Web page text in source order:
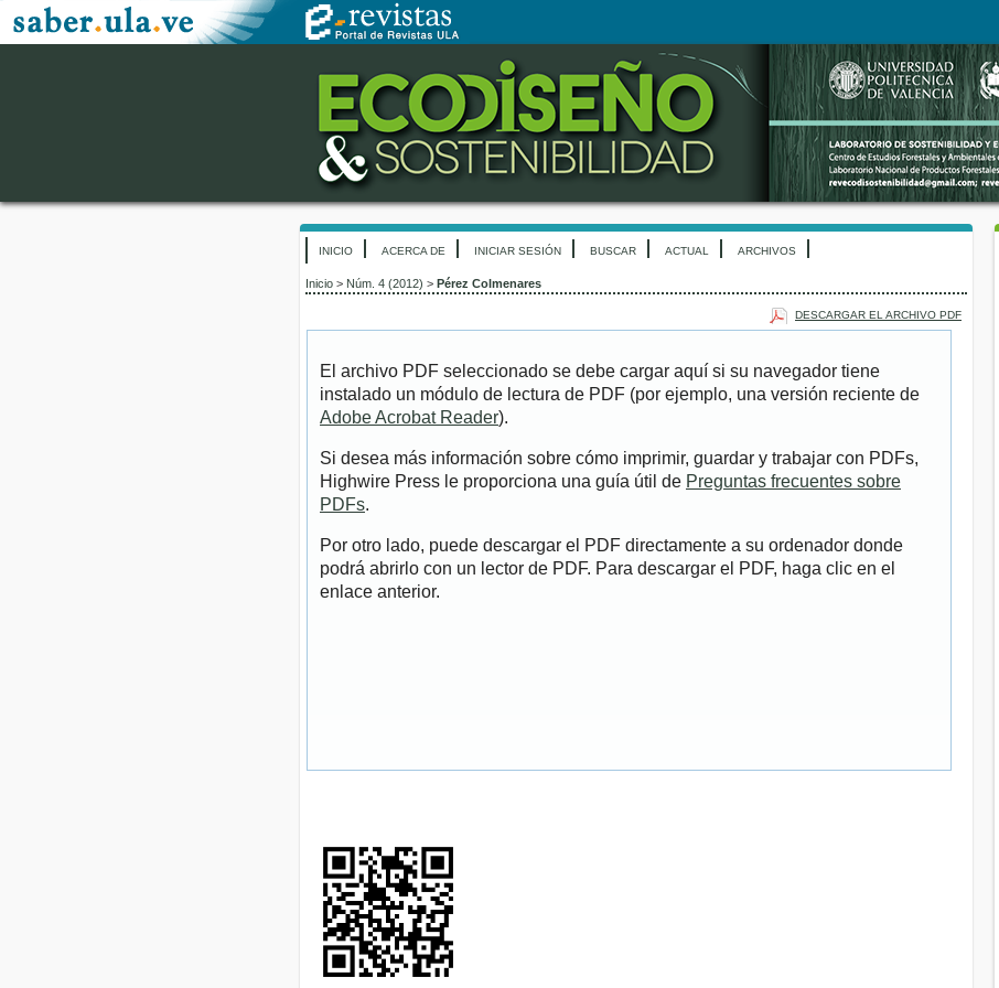
INICIO ACERCA DE INICIAR SESIÓN BUSCAR ACTUAL ARCHIVOS
Inicio > Núm. 4 (2012) > Pérez Colmenares
DESCARGAR EL ARCHIVO PDF
El archivo PDF seleccionado se debe cargar aquí si su navegador tiene
instalado un módulo de lectura de PDF (por ejemplo, una versión reciente de
Adobe Acrobat Reader).
Si desea más información sobre cómo imprimir, guardar y trabajar con PDFs,
Highwire Press le proporciona una guía útil de Preguntas frecuentes sobre
PDFs.
Por otro lado, puede descargar el PDF directamente a su ordenador donde
podrá abrirlo con un lector de PDF. Para descargar el PDF, haga clic en el
enlace anterior.